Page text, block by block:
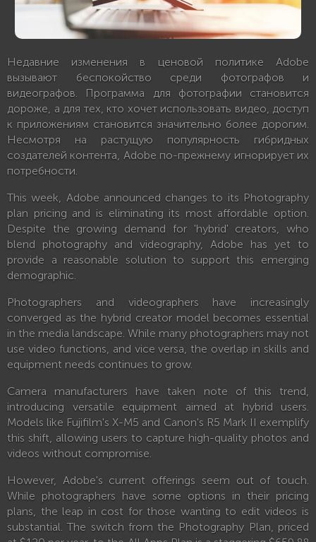
Недавние изменения в ценовой политике Adobe
вызывают беспокойство среди фотографов и
видеографов. Программа для фотографии становится
дороже, а для тех, кто хочет использовать видео, доступ
к приложениям становится значительно более дорогим.
Несмотря на растущую популярность гибридных
создателей контента, Adobe по-прежнему игнорирует их
потребности.
This week, Adobe announced changes to its Photography
plan pricing and is eliminating its most affordable option.
Despite the growing demand for 'hybrid' creators, who
blend photography and videography, Adobe has yet to
provide a reasonable solution to support this emerging
demographic.
Photographers and videographers have increasingly
converged as the hybrid creator model becomes essential
in the media landscape. While many photographers may not
use video functions, and vice versa, the overlap in skills and
equipment needs continues to grow.
Camera manufacturers have taken note of this trend,
introducing versatile equipment aimed at hybrid users.
Models like Fujifilm's X-M5 and Canon's R5 Mark II exemplify
this shift, allowing users to capture high-quality photos and
videos without compromise.
However, Adobe's current offerings seem out of touch.
While photographers have some options in their pricing
plans, the leap in cost for those wanting to edit videos is
substantial. The switch from the Photography Plan, priced